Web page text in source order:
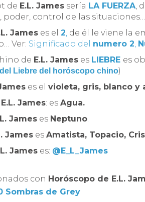
de E.L. James sería LA FUERZA ,
poder, control de las situaciones…
James es el 2 de él le viene la
Ver: Significado del numero 2
de E.L. James es LIEBRE es
Liebre del horóscopo chino)
es el violeta, gris, blanco y
E.L. James: es Agua.
James es Neptuno
James es Amatista, Topacio,
James es: @E_L_James
con Horóscopo de E.L.
Sombras de Grey